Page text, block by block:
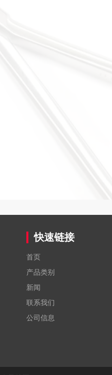
快速链接
首页
产品类别
新闻
联系我们
公司信息